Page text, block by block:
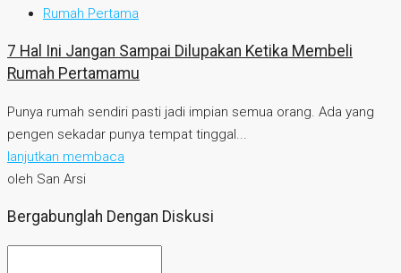
Rumah Pertama
7 Hal Ini Jangan Sampai Dilupakan Ketika Membeli
Rumah Pertamamu
Punya rumah sendiri pasti jadi impian semua orang. Ada yang
pengen sekadar punya tempat tinggal...
lanjutkan membaca
oleh San Arsi
Bergabunglah Dengan Diskusi